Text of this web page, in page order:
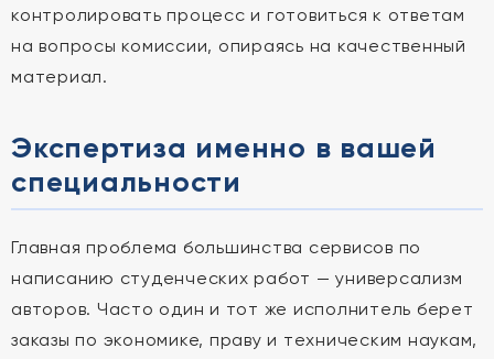
контролировать процесс и готовиться к ответам
на вопросы комиссии, опираясь на качественный
материал.
Экспертиза именно в вашей
специальности
Главная проблема большинства сервисов по
написанию студенческих работ — универсализм
авторов. Часто один и тот же исполнитель берет
заказы по экономике, праву и техническим наукам,